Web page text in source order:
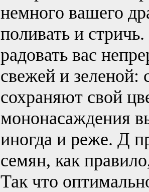
немного вашего
поливать и
радовать вас
свежей и зеленой:
сохраняют свой
мононасаждения
иногда и реже. Д
семян, как
Так что